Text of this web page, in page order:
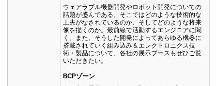
ウェアラブル機器開発やロボット開発についての
話題が盛んである。そこではどのような技術的な
工夫がなされているのか、そしてどのような将来
像を描くのか。最前線で活動するエンジニアに聞
く。また、そうした開発によってあらゆる機器に
搭載されていく組み込み＆エレクトロニクス技
術・製品について、各社の展示ブースもぜひご覧
いただきたい。
BCPゾーン